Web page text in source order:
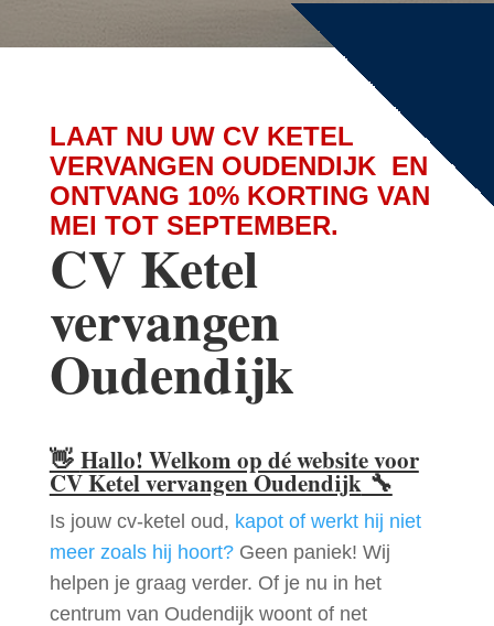
LAAT NU UW CV KETEL
VERVANGEN OUDENDIJK EN
ONTVANG 10% KORTING VAN
MEI TOT SEPTEMBER.
CV Ketel
vervangen
Oudendijk
👋 Hallo! Welkom op dé website voor
CV Ketel vervangen Oudendijk🔧
Is jouw cv-ketel oud, kapot of werkt hij niet
meer zoals hij hoort?Geen paniek! Wij
helpen je graag verder. Of je nu in het
centrum van Oudendijk woont of net